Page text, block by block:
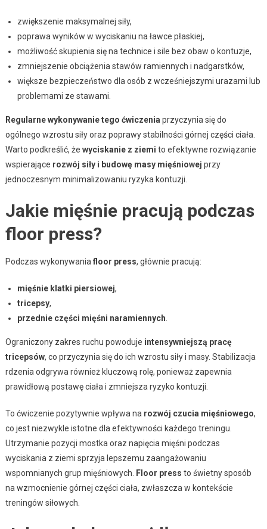
zwiększenie maksymalnej siły,
poprawa wyników w wyciskaniu na ławce płaskiej,
możliwość skupienia się na technice i sile bez obaw o kontuzje,
zmniejszenie obciążenia stawów ramiennych i nadgarstków,
większe bezpieczeństwo dla osób z wcześniejszymi urazami lub
problemami ze stawami.
Regularne wykonywanie tego ćwiczenia przyczynia się do
ogólnego wzrostu siły oraz poprawy stabilności górnej części ciała.
Warto podkreślić, że wyciskanie z ziemi to efektywne rozwiązanie
wspierające rozwój siły i budowę masy mięśniowej przy
jednoczesnym minimalizowaniu ryzyka kontuzji.
Jakie mięśnie pracują podczas
floor press?
Podczas wykonywania floor press, głównie pracują:
mięśnie klatki piersiowej,
tricepsy,
przednie części mięśni naramiennych
Ograniczony zakres ruchu powoduje intensywniejszą pracę
tricepsów, co przyczynia się do ich wzrostu siły i masy. Stabilizacja
rdzenia odgrywa również kluczową rolę, ponieważ zapewnia
prawidłową postawę ciała i zmniejsza ryzyko kontuzji.
To ćwiczenie pozytywnie wpływa na rozwój czucia mięśniowego,
co jest niezwykle istotne dla efektywności każdego treningu.
Utrzymanie pozycji mostka oraz napięcia mięśni podczas
wyciskania z ziemi sprzyja lepszemu zaangażowaniu
wspomnianych grup mięśniowych.
Floor press to świetny sposób
na wzmocnienie górnej części ciała, zwłaszcza w kontekście
treningów siłowych.